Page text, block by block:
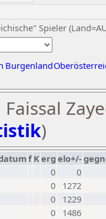
Spieler
Burgenland
)
f Kerg elo+/-
0
0
0
1272
0
1229
0
1486